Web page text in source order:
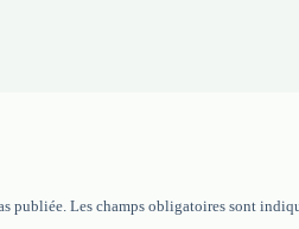
publiée. Les champs obligatoires sont